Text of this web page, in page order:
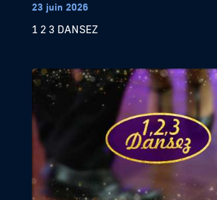
23 juin 2026
1 2 3 DANSEZ